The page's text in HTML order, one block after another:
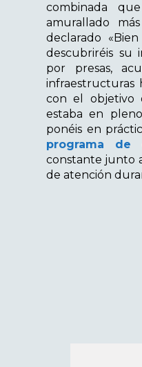
combinada
amurallado
declarado
descubriréis su
por presas,
infraestructuras
con el objetivo
estaba en
ponéis en
programa de
constante junto
de atención